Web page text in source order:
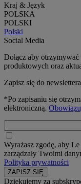
Kraj & Język
POLSKA
POLSKI
Polski
Social Media
Dołącz aby
produktowych oraz
Zapisz się do
*Po zapisaniu się
elektroniczną.
Wyrażasz zgodę, aby
zarządzały Twoimi
Polityka prywatności
Dziękujemy za